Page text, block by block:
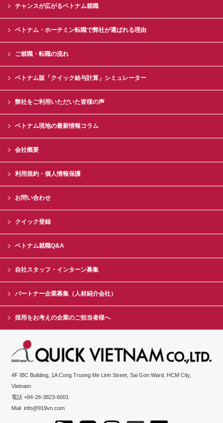
チャンスが広がるベトナム就職
ベトナム・ホーチミン転職で弊社が選ばれる理由
ご就職・転職の流れ
ベトナム版「クイック給与計算」シミュレーター
弊社をご利用いただいた皆様の声
ベトナム現地の最新情報コラム
会社概要
利用規約・個人情報保護
お問い合わせ
クイック登録
ベトナム就職Q&A
自社スタッフ・インターン募集
パートナー企業募集（人材紹介会社）
採用をお考えの企業のご担当者様へ
4F IBC Building, 1A Cong Truong Me Linh Street, Sai Gon Ward, HCM City,
Vietnam
電話 +84-28-3823-6001
Mailinfo@919vn.com